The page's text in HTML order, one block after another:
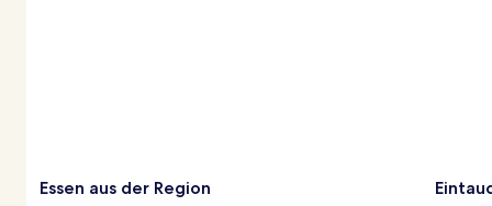
Essen aus der Region